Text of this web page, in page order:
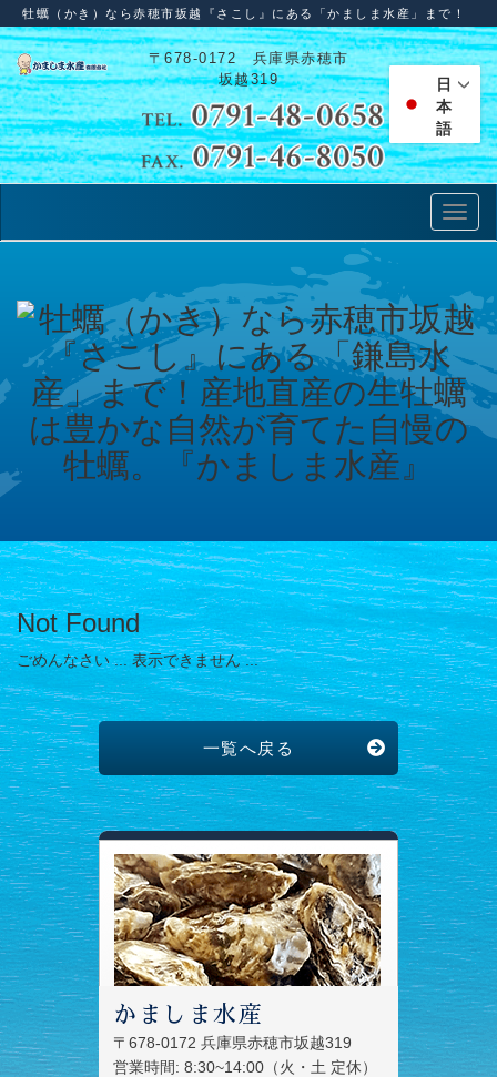
牡蠣（かき）なら赤穂市坂越『さこし』にある「かましま水産」まで！
〒678-0172 兵庫県赤穂市
坂越319
日
本
語
Not Found
ごめんなさい ... 表示できません ...
一覧へ戻る
かましま水産
〒678-0172 兵庫県赤穂市坂越319
営業時間: 8:30~14:00（火・土 定休）